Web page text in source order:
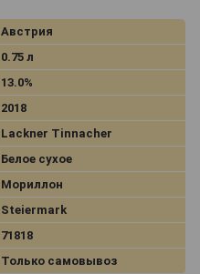
Австрия
0.75 л
13.0%
2018
Lackner Tinnacher
Белое сухое
Мориллон
Steiermark
71818
Только самовывоз